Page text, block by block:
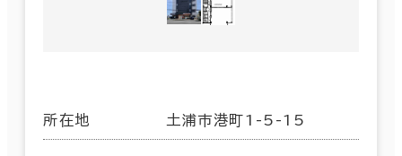
所在地 土浦市港町1-5-15